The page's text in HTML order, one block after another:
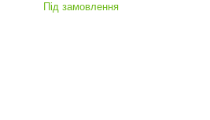
Під замовлення